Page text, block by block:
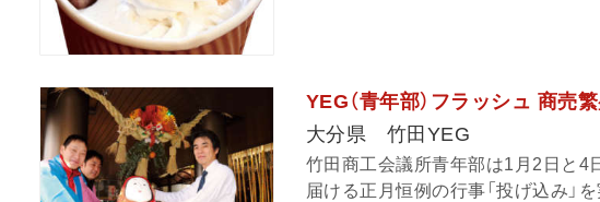
YEG（青年部）フラッシュ 商売
大分県 竹田YEG
竹田商工会議所青年部は1月2日と4
届ける正月恒例の行事「投げ込み」